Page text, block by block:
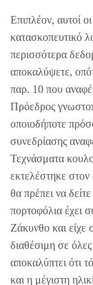
Επιπλέον, αυτοί
κατασκοπευτικό
περισσότερα
αποκαλύψετε,
παρ. 10 που
Πρόεδρος
οποιοδήποτε
συνεδρίασης
Τεχνάσματα
εκτελέστηκε
θα πρέπει να
πορτοφόλια έχει
Ζάκυνθο και είχε
διαθέσιμη σε
αποκαλύπτει ότι
και η μέγιστη